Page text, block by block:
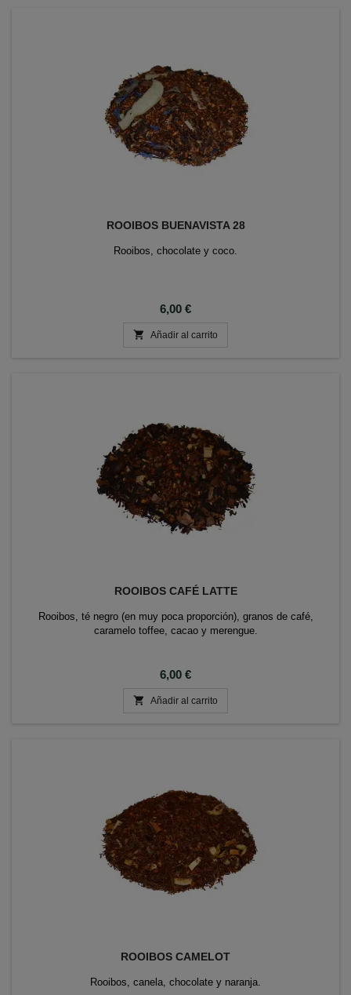
ROOIBOS BUENAVISTA 28
Rooibos, chocolate y coco.
Precio
6,00 €
 Añadir al carrito
ROOIBOS CAFÉ LATTE
Rooibos, té negro (en muy poca proporción), granos de café,
caramelo toffee, cacao y merengue.
Precio
6,00 €
 Añadir al carrito
ROOIBOS CAMELOT
Rooibos, canela, chocolate y naranja.